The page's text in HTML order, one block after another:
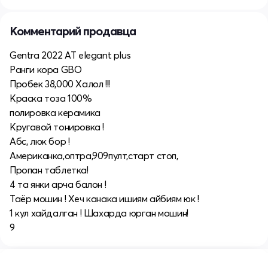
Комментарий продавца
Gentra 2022 AT elegant plus
Ранги кора GBO
Пробек 38,000 Халол !!!
Краска тоза 100%
полировка керамика
Кругавой тонировка !
Абс, люк бор !
Американка,оптра,909пулт,старт стоп,
Пропан таблетка!
4 та янки арча балон !
Таёр мошин ! Хеч канака ишиям айбиям юк !
1 кул хайдалган ! Шахарда юрган мошин!
9